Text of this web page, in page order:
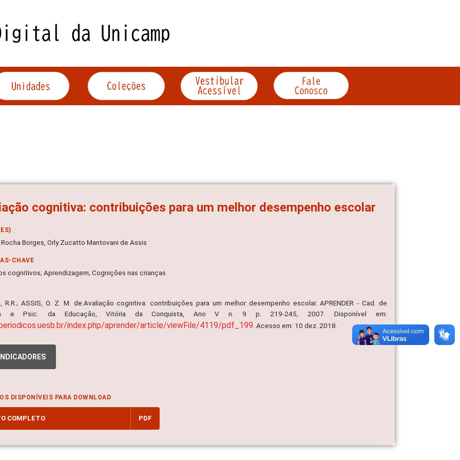
cognitiva: contribuições para um melhor desempenho escolar
Borges, Orly Zucatto Mantovani de Assis
CHAVE
cognitivos; Aprendizagem; Cognições nas crianças
R.R.; ASSIS, O. Z. M. de.Avaliação cognitiva: contribuições para um melhor desempenho escolar. APRENDER - Cad. de
e Psic. da Educação, Vitória da Conquista, Ano V n. 9 p. 219-245, 2007. Disponível em:
index.php/aprender/article/viewFile/4119/pdf_199. Acesso em: 10 dez. 2018.
INDICADORES
DISPONÍVEIS PARA DOWNLOAD
COMPLETO PDF